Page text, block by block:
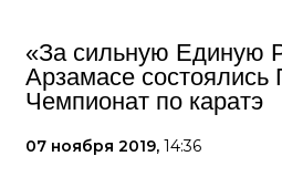
«За сильную Единую
Арзамасе состоялись
Чемпионат по каратэ
07 ноября 2019, 14:36